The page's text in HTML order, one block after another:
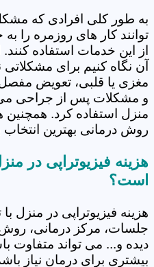
به طور کلی افرادی که
توانند کار های روزمره را
از این خدمات استفاده کنند.
آن نگاه کنیم برای
مغزی یا قلبی، تعویض
و مشکلات پس از جراحی می
منزل استفاده کرد. همچنین
روش درمانی بهترین
هزینه فیزیوتراپی در
است؟
هزینه فیزیوتراپی در منزل
جلسات، مرکز درمانی، روش
دیده و... می تواند متفاوت
بیشتری برای درمان نیاز